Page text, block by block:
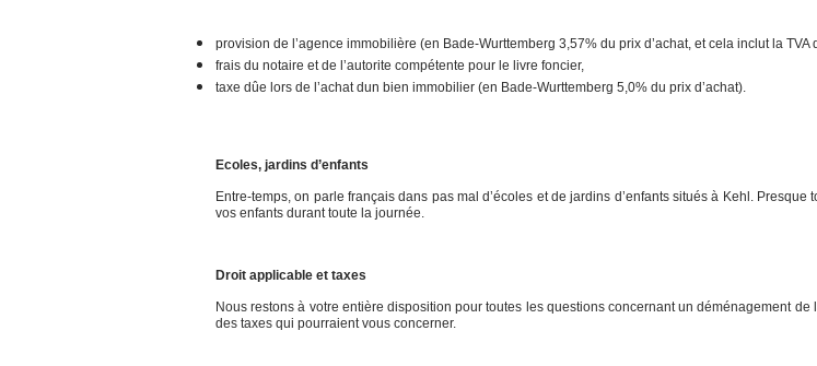
provision de l’agence immobilière (en Bade-Wurttemberg 3,57% du prix d’achat, et cela inclut la
frais du notaire et de l’autorite compétente pour le livre foncier,
taxe dûe lors de l’achat dun bien immobilier (en Bade-Wurttemberg 5,0% du prix d’achat).
Ecoles, jardins d’enfants
Entre-temps, on parle français dans pas mal d’écoles et de jardins d’enfants situés à Kehl.
vos enfants durant toute la journée.
Droit applicable et taxes
Nous restons à votre entière disposition pour toutes les questions concernant un déménagement
des taxes qui pourraient vous concerner.